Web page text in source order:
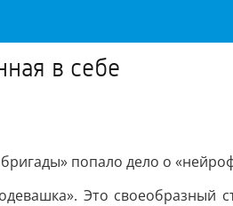
в себе
попало дело о
Это своеобразный